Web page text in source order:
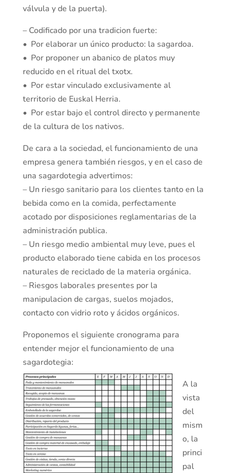
válvula y de la puerta).
– Codificado por una tradicion fuerte:
• Por elaborar un único producto: la sagardoa.
• Por proponer un abanico de platos muy
reducido en el ritual del txotx.
• Por estar vinculado exclusivamente al
territorio de Euskal Herria.
• Por estar bajo el control directo y permanente
de la cultura de los nativos.
De cara a la sociedad, el funcionamiento de una
empresa genera también riesgos, y en el caso de
una sagardotegia advertimos:
– Un riesgo sanitario para los clientes tanto en la
bebida como en la comida, perfectamente
acotado por disposiciones reglamentarias de la
administración publica.
– Un riesgo medio ambiental muy leve, pues el
producto elaborado tiene cabida en los procesos
naturales de reciclado de la materia orgánica.
– Riesgos laborales presentes por la
manipulacion de cargas, suelos mojados,
contacto con vidrio roto y ácidos orgánicos.
Proponemos el siguiente cronograma para
entender mejor el funcionamiento de una
sagardotegia:
A la
vista
del
mism
o, la
princi
pal